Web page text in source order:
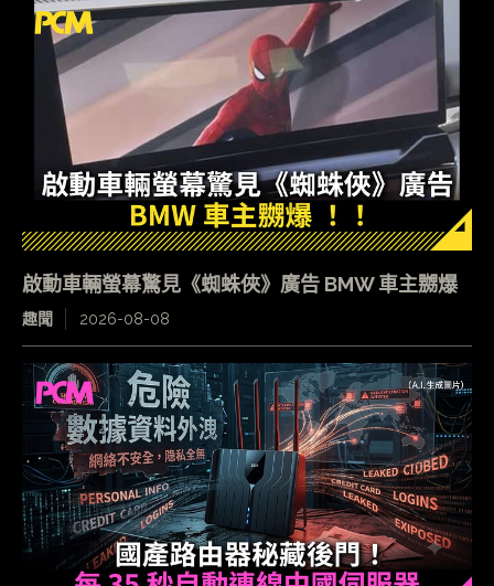
啟動車輛螢幕驚見《蜘蛛俠》廣告 BMW 車主嬲爆
趣聞 2026-08-08